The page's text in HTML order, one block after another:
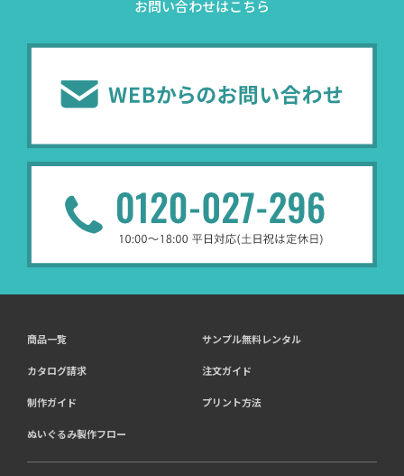
お問い合わせはこちら
商品一覧 サンプル無料レンタル
カタログ請求 注文ガイド
制作ガイド プリント方法
ぬいぐるみ製作フロー